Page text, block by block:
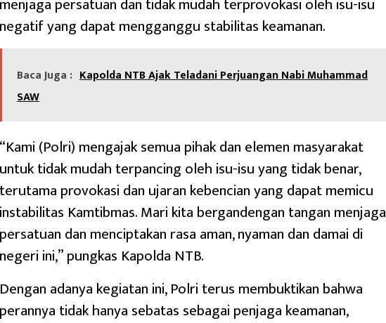
negatif yang dapat mengganggu stabilitas keamanan.
Baca Juga : Kapolda NTB Ajak Teladani Perjuangan Nabi Muhammad
SAW
“Kami (Polri) mengajak semua pihak dan elemen masyarakat
untuk tidak mudah terpancing oleh isu-isu yang tidak benar,
terutama provokasi dan ujaran kebencian yang dapat memicu
instabilitas Kamtibmas. Mari kita bergandengan tangan menjaga
persatuan dan menciptakan rasa aman, nyaman dan damai di
negeri ini,” pungkas Kapolda NTB.
Dengan adanya kegiatan ini, Polri terus membuktikan bahwa
perannya tidak hanya sebatas sebagai penjaga keamanan,